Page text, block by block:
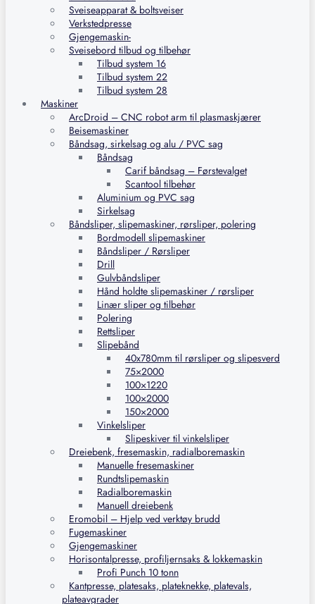
Sveiseapparat & boltsveiser
Verkstedpresse
Gjengemaskin-
Sveisebord tilbud og tilbehør
Tilbud system 16
Tilbud system 22
Tilbud system 28
Maskiner
ArcDroid – CNC robot arm til plasmaskjærer
Beisemaskiner
Båndsag, sirkelsag og alu / PVC sag
Båndsag
Carif båndsag – Førstevalget
Scantool tilbehør
Aluminium og PVC sag
Sirkelsag
Båndsliper, slipemaskiner, rørsliper, polering
Bordmodell slipemaskiner
Båndsliper / Rørsliper
Drill
Gulvbåndsliper
Hånd holdte slipemaskiner / rørsliper
Linær sliper og tilbehør
Polering
Rettsliper
Slipebånd
40x780mm til rørsliper og slipesverd
75×2000
100×1220
100×2000
150×2000
Vinkelsliper
Slipeskiver til vinkelsliper
Dreiebenk, fresemaskin, radialboremaskin
Manuelle fresemaskiner
Rundtslipemaskin
Radialboremaskin
Manuell dreiebenk
Eromobil – Hjelp ved verktøy brudd
Fugemaskiner
Gjengemaskiner
Horisontalpresse, profiljernsaks & lokkemaskin
Profi Punch 10 tonn
Kantpresse, platesaks, plateknekke, platevals,
plateavgrader